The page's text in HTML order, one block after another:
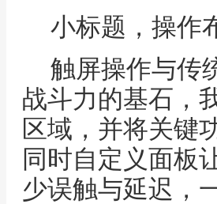
小标题，操作
触屏操作与传
战斗力的基石，
区域，并将关键
同时自定义面板
少误触与延迟，